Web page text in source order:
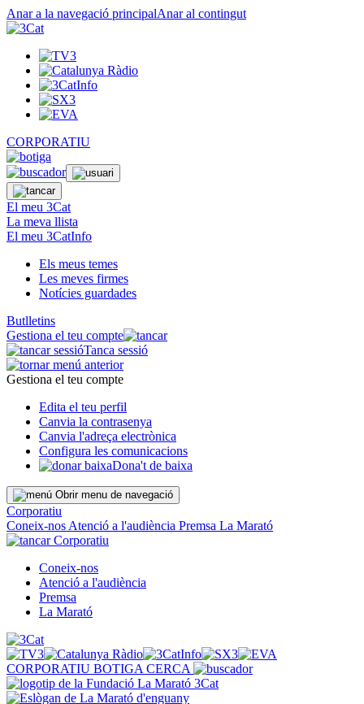
Anar a la navegació principalAnar al contingut
CORPORATIU
El meu 3Cat
La meva llista
El meu 3CatInfo
Els meus temes
Les meves firmes
Notícies guardades
Butlletins
Gestiona el teu compte
Tanca sessió
Gestiona el teu compte
Edita el teu perfil
Canvia la contrasenya
Canvia l'adreça electrònica
Configura les comunicacions
Dona't de baixa
Obrir menu de navegació
Corporatiu
Coneix-nos Atenció a l'audiència Premsa La Marató
Corporatiu
Coneix-nos
Atenció a l'audiència
Premsa
La Marató
CORPORATIU BOTIGA CERCA